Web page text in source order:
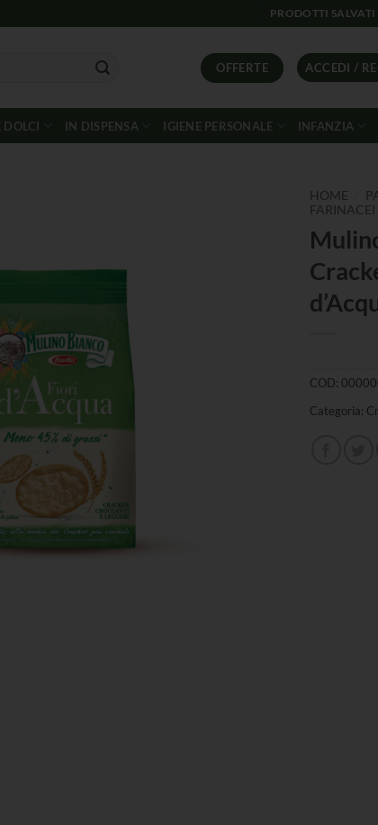
PRODOTTI SALVATI
OFFERTE ACCEDI /
DOLCI IN DISPENSA IGIENE PERSONALE INFANZIA
HOME
FARINACEI
COD:
Categoria: